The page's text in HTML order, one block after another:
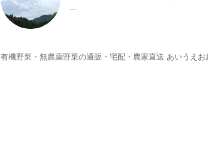
有機野菜・無農薬野菜の通販・宅配・農家直送 あいうえお